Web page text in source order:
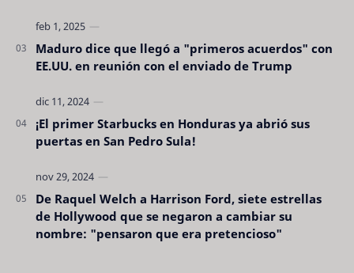
Maduro dice que llegó a "primeros acuerdos" con
EE.UU. en reunión con el enviado de Trump
¡El primer Starbucks en Honduras ya abrió sus
puertas en San Pedro Sula!
De Raquel Welch a Harrison Ford, siete estrellas
de Hollywood que se negaron a cambiar su
nombre: "pensaron que era pretencioso"